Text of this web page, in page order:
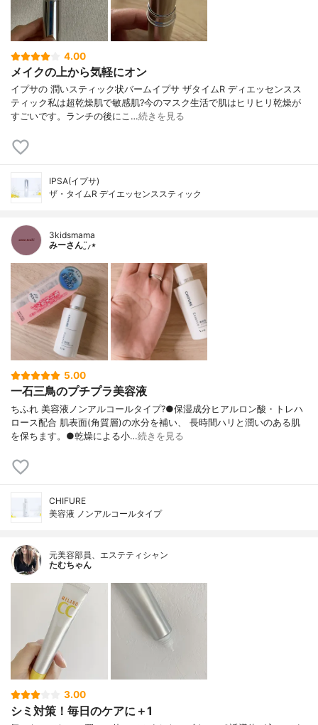
4.00
メイクの上から気軽にオン
イプサの 潤いスティック状バームイプサ ザタイムR ディエッセンスス
ティック私は超乾燥肌で敏感肌?今のマスク生活で肌はヒリヒリ乾燥が
すごいです。ランチの後にこ…続きを見る
IPSA(イプサ)
ザ・タイムR デイエッセンススティック
3kidsmama
みーさん¨̮⸝⋆
5.00
一石三鳥のプチプラ美容液
ちふれ 美容液ノンアルコールタイプ?●保湿成分ヒアルロン酸・トレハ
ロース配合 肌表面(角質層)の水分を補い、 長時間ハリと潤いのある肌
を保ちます。●乾燥による小…続きを見る
CHIFURE
美容液 ノンアルコールタイプ
元美容部員、エステティシャン
たむちゃん
3.00
シミ対策！毎日のケアに＋1